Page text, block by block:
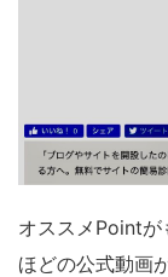
オススメPointが
ほどの公式動画